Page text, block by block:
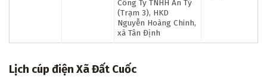
Công Ty TNHH An Tỷ
(Trạm 3), HKD
Nguyễn Hoàng Chinh,
xã Tân Định
Lịch cúp điện Xã Đất Cuốc